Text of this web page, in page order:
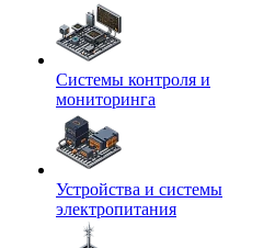
Системы контроля и
мониторинга
Устройства и системы
электропитания